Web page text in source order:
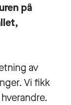
på
av
Vi fikk